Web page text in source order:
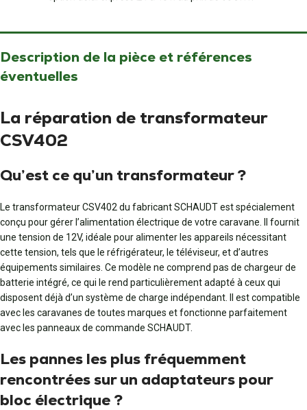
Description de la pièce et références
éventuelles
La réparation de transformateur
CSV402
Qu’est ce qu’un transformateur ?
Le transformateur CSV402 du fabricant SCHAUDT est spécialement
conçu pour gérer l’alimentation électrique de votre caravane. Il fournit
une tension de 12V, idéale pour alimenter les appareils nécessitant
cette tension, tels que le réfrigérateur, le téléviseur, et d’autres
équipements similaires. Ce modèle ne comprend pas de chargeur de
batterie intégré, ce qui le rend particulièrement adapté à ceux qui
disposent déjà d’un système de charge indépendant. Il est compatible
avec les caravanes de toutes marques et fonctionne parfaitement
avec les panneaux de commande SCHAUDT.
Les pannes les plus fréquemment
rencontrées sur un adaptateurs pour
bloc électrique ?